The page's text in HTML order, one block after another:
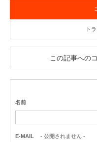
ト
この記事への
名前
E-MAIL - 公開されません -